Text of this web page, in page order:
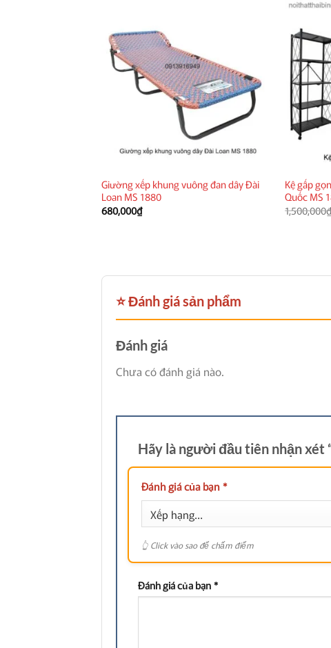
Giường xếp khung vuông đan dây Đài
Loan MS 1880
680,000₫
Kệ gấp
Quốc MS
1,500,000₫
⭐ Đánh giá sản phẩm
Đánh giá
Chưa có đánh giá nào.
Hãy là người đầu tiên nhận xét
Đánh giá của bạn*
Đánh giá của bạn*